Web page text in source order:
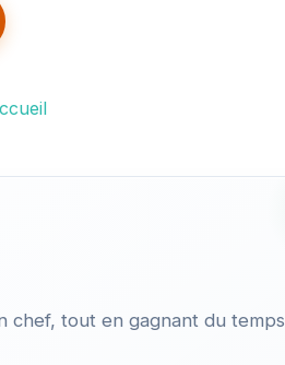
chef, tout en gagnant du temps